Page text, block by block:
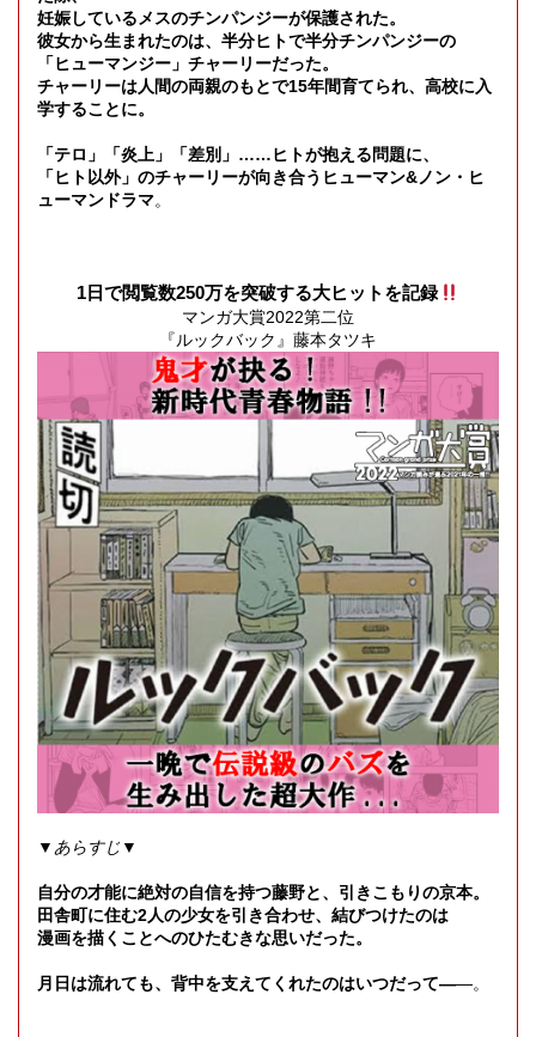
妊娠しているメスのチンパンジーが保護された。
彼女から生まれたのは、半分ヒトで半分チンパンジーの
「ヒューマンジー」チャーリーだった。
チャーリーは人間の両親のもとで15年間育てられ、高校に入
学することに。
「テロ」「炎上」「差別」……ヒトが抱える問題に、
「ヒト以外」のチャーリーが向き合うヒューマン&ノン・ヒ
ューマンドラマ。
1日で閲覧数250万を突破する大ヒットを記録
マンガ大賞2022第二位
『ルックバック』藤本タツキ
▼あらすじ▼
自分の才能に絶対の自信を持つ藤野と、引きこもりの京本。
田舎町に住む2人の少女を引き合わせ、結びつけたのは
漫画を描くことへのひたむきな思いだった。
月日は流れても、背中を支えてくれたのはいつだって――。